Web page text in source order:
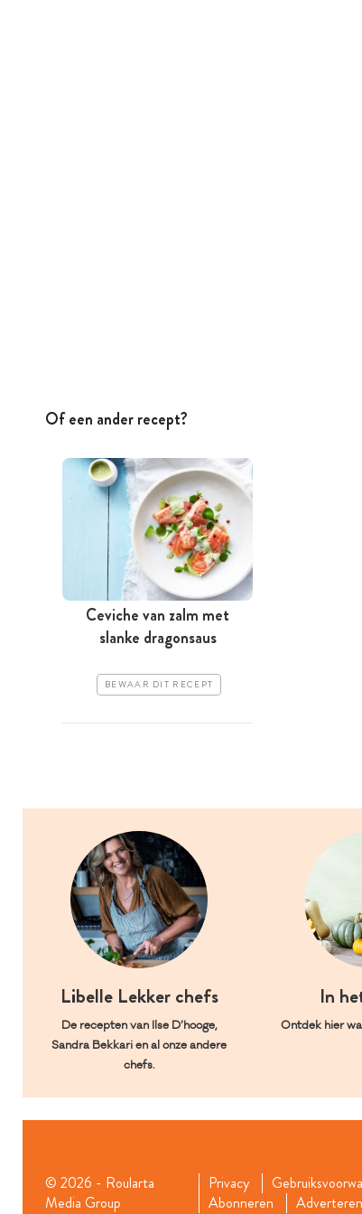
Of een ander recept?
Ceviche van zalm met
slanke dragonsaus
BEWAAR DIT RECEPT
Libelle Lekker chefs
De recepten van Ilse D’hooge,
Sandra Bekkari en al onze andere
chefs.
In
Ontdek hier
© 2026 - Roularta
Media Group
Privacy
Abonneren
Adverteren